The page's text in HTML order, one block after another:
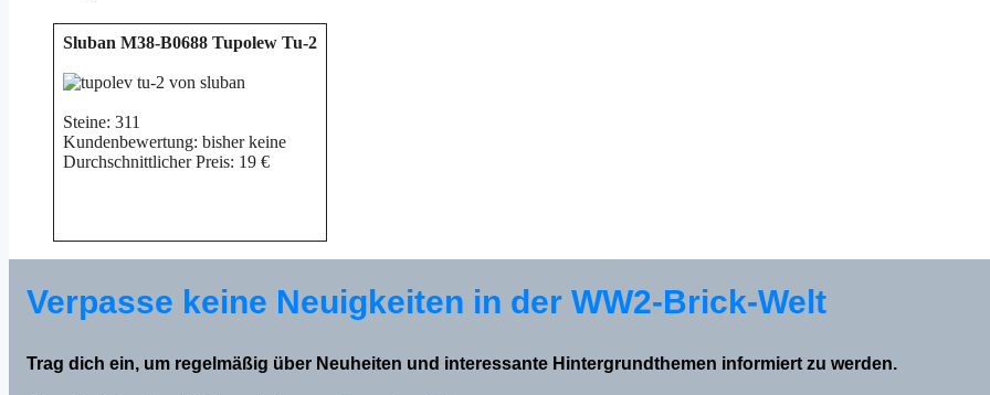
Sluban M38-B0688 Tupolew Tu-2
Steine: 311
Kundenbewertung: bisher keine
Durchschnittlicher Preis: 19 €
Verpasse keine Neuigkeiten in der WW2-Brick-Welt
Trag dich ein, um regelmäßig über Neuheiten und interessante Hintergrundthemen informiert zu werden.